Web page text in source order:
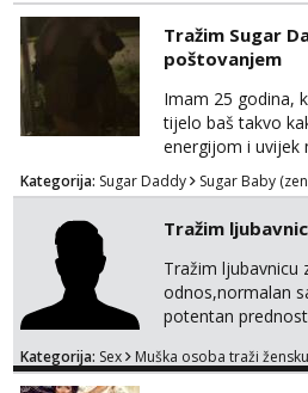
Tražim Sugar
poštovanjem
Imam 25 godina,
tijelo baš takvo
energijom i uvijek
nečiji dan. Tražim
ugodno,
druženje – bez
iskrenosti. Nisam
ne zanima me
na međusobnom
pažnji. Voli...
Kategorija: Sugar Daddy Sugar Baby
Tražim
Tražim ljubavnicu
odnos,normalan
potentan
ozbiljne žene
Kategorija: Sex Muška osoba traži